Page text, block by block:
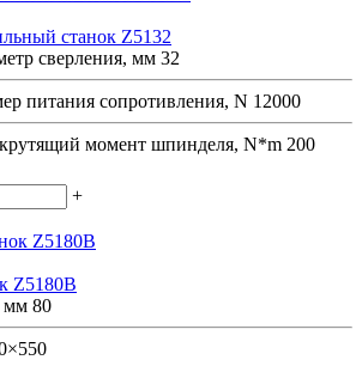
станок Z5132
сверления, мм 32
питания сопротивления, N 12000
момент шпинделя, N*m 200
+
Z5180B
мм 80